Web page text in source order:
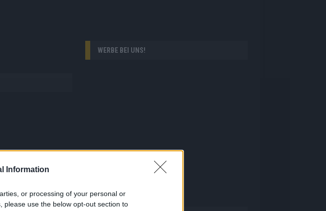
Information
or processing of your personal or
please use the below opt-out section to
und alles, was du
Specials – wir
WERBE BEI UNS!